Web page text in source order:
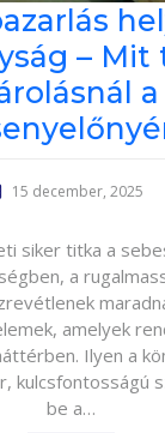
– Mit
a
15 december, 2025
siker titka a
a
amelyek
Ilyen a
kulcsfontosságú
be a…